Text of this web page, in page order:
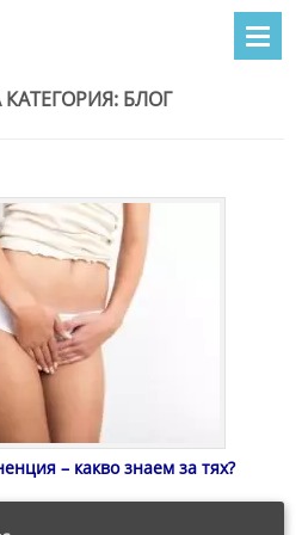
БЛОГ
– какво знаем за тях?
отдавна се смятат и